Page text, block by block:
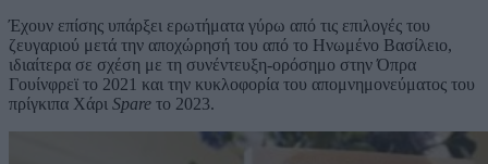
Έχουν επίσης υπάρξει ερωτήματα γύρω από τις επιλογές του
ζευγαριού μετά την αποχώρησή του από το Ηνωμένο Βασίλειο,
ιδιαίτερα σε σχέση με τη συνέντευξη-ορόσημο στην Όπρα
Γουίνφρεϊ το 2021 και την κυκλοφορία του απομνημονεύματος του
πρίγκιπα Χάρι Spare το 2023.